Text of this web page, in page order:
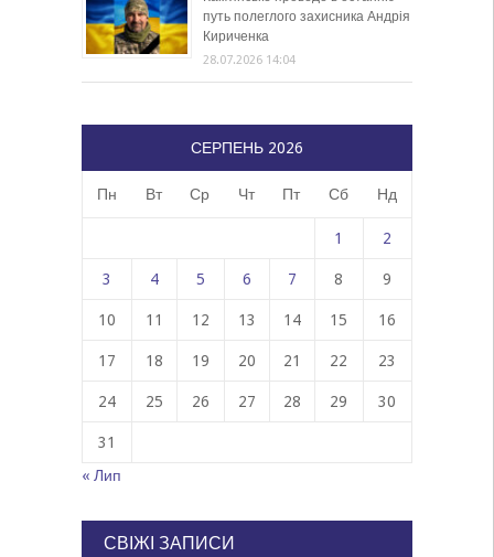
путь полеглого захисника Андрія
Кириченка
28.07.2026 14:04
СЕРПЕНЬ 2026
Пн Вт Ср Чт Пт Сб Нд
1 2
3 4 5 6 7 8 9
10 11 12 13 14 15 16
17 18 19 20 21 22 23
24 25 26 27 28 29 30
31
« Лип
СВІЖІ ЗАПИСИ